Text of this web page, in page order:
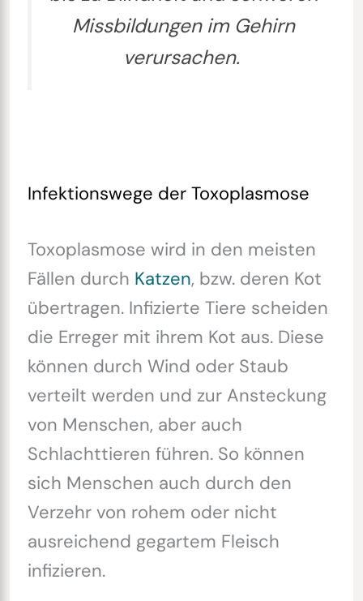
Missbildungen im Gehirn
verursachen.
Infektionswege der Toxoplasmose
Toxoplasmose wird in den meisten
Fällen durch Katzen, bzw. deren Kot
übertragen. Infizierte Tiere scheiden
die Erreger mit ihrem Kot aus. Diese
können durch Wind oder Staub
verteilt werden und zur Ansteckung
von Menschen, aber auch
Schlachttieren führen. So können
sich Menschen auch durch den
Verzehr von rohem oder nicht
ausreichend gegartem Fleisch
infizieren.